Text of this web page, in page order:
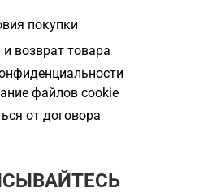
покупки
возврат товара
файлов cookie
от договора